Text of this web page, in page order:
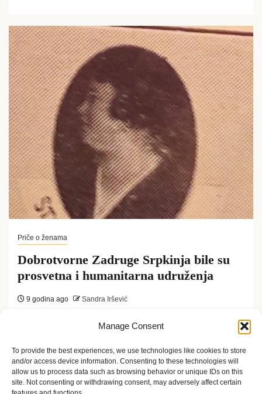
Manage Consent
To provide the best experiences, we use technologies like cookies to store
and/or access device information. Consenting to these technologies will
allow us to process data such as browsing behavior or unique IDs on this
site. Not consenting or withdrawing consent, may adversely affect certain
Priče o ženama
Dobrotvorne Zadruge Srpkinja bile su
prosvetna i humanitarna udruženja
9 godina ago Sandra Iršević
Feminističko nasljeđe u Vojvodini zasniva se na
individualnom radu i zalaganju borkinja za ženska
prava, gde pored obrazovanja žene su...